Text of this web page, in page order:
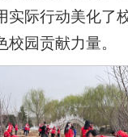
实际行动美化了
园贡献力量。